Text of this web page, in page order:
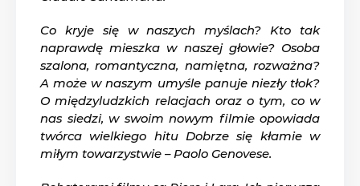
Co kryje się w naszych myślach? Kto tak
naprawdę mieszka w naszej głowie? Osoba
szalona, romantyczna, namiętna, rozważna?
A może w naszym umyśle panuje niezły tłok?
O międzyludzkich relacjach oraz o tym, co w
nas siedzi, w swoim nowym filmie opowiada
twórca wielkiego hitu Dobrze się kłamie w
miłym towarzystwie – Paolo Genovese.